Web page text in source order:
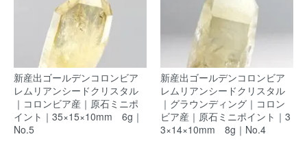
新産出ゴールデンコロンビア
レムリアンシードクリスタル
｜コロンビア産｜原石ミニポ
イント｜35×15×10mm 6g｜
No.5
新産出ゴールデンコロンビア
レムリアンシードクリスタル
｜グラウンディング｜コロン
ビア産｜原石ミニポイント｜3
3×14×10mm 8g｜No.4